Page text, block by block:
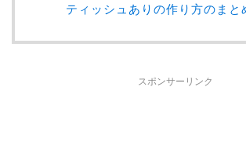
ティッシュありの作り方のまと
スポンサーリンク